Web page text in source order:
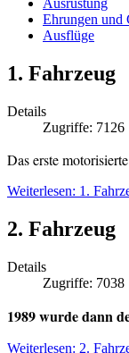
Ausrüstung
Ehrungen und
Ausflüge
1. Fahrzeug
Details
Zugriffe: 7126
Das erste
Weiterlesen: 1.
2. Fahrzeug
Details
Zugriffe: 7038
1989 wurde dann
Weiterlesen: 2.